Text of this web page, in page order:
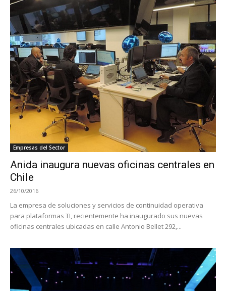
Empresas del Sector
Anida inaugura nuevas oficinas centrales en
Chile
26/10/2016
La empresa de soluciones y servicios de continuidad operativa
para plataformas TI, recientemente ha inaugurado sus nuevas
oficinas centrales ubicadas en calle Antonio Bellet 292,...